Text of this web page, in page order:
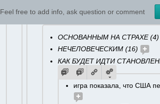
Feel free to add info, ask question or comment
КАКОЙ БУДЕТ НОВЫЙ ПОРЯДОК
ОСНОВАННЫМ НА СТРАХЕ (4)
НЕЧЕЛОВЕЧЕСКИМ (16)
КАК БУДЕТ ИДТИ
игра показала, что США